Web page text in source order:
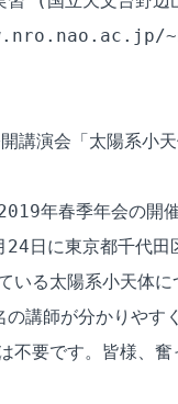
講演会「太陽系小天
年春季年会の開
日に東京都千代田
いる太陽系小天体
講師が分かりやす
不要です。皆様、奮